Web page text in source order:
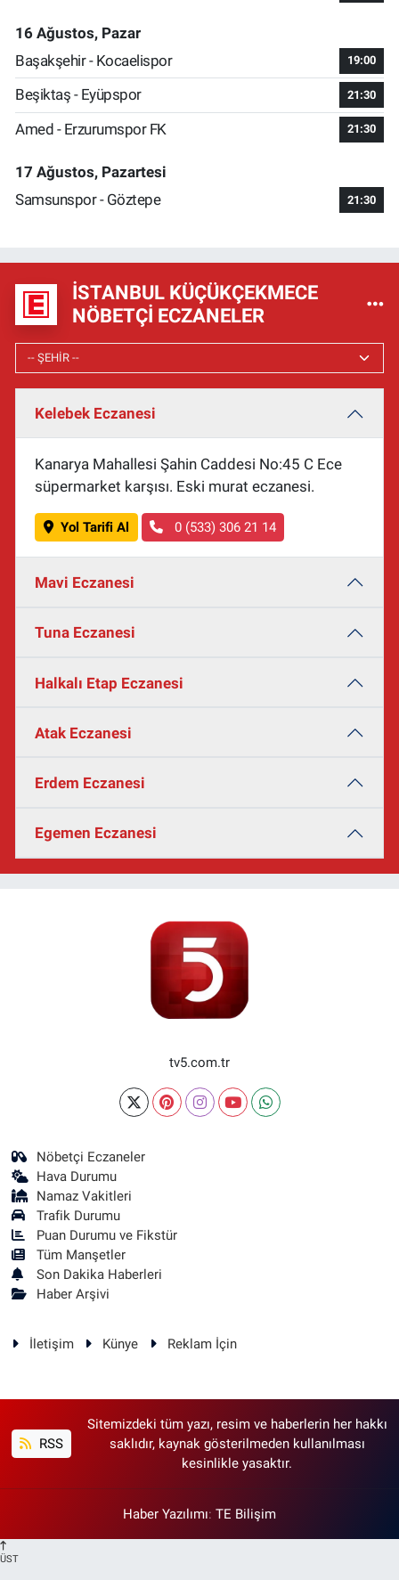
16 Ağustos, Pazar
Başakşehir - Kocaelispor
19:00
Beşiktaş - Eyüpspor 21:30
Amed - Erzurumspor FK 21:30
17 Ağustos, Pazartesi
Samsunspor - Göztepe
21:30
İSTANBUL KÜÇÜKÇEKMECE
NÖBETÇI ECZANELER
Kelebek Eczanesi
Kanarya Mahallesi Şahin Caddesi No:45 C Ece
süpermarket karşısı. Eski murat eczanesi.
Yol Tarifi Al 0 (533) 306 21 14
Mavi Eczanesi
Tuna Eczanesi
Halkalı Etap Eczanesi
Atak Eczanesi
Erdem Eczanesi
Egemen Eczanesi
tv5.com.tr
Nöbetçi Eczaneler
Hava Durumu
Namaz Vakitleri
Trafik Durumu
Puan Durumu ve Fikstür
Tüm Manşetler
Son Dakika Haberleri
Haber Arşivi
İletişim Künye Reklam İçin
RSS
Sitemizdeki tüm yazı, resim ve haberlerin her hakkı
saklıdır, kaynak gösterilmeden kullanılması
kesinlikle yasaktır.
Haber Yazılımı: TE Bilişim
ÜST